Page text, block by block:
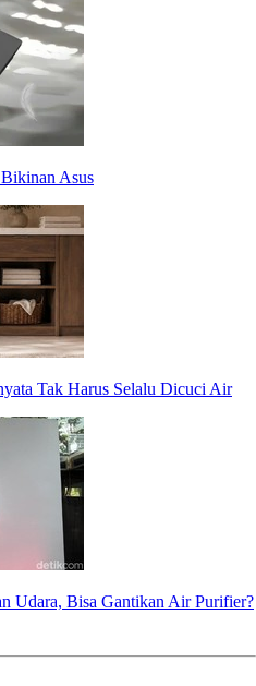
Asus
Tak Harus Selalu Dicuci Air
Udara, Bisa Gantikan Air Purifier?